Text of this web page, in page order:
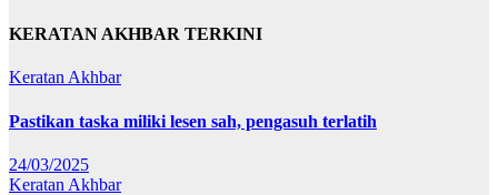
KERATAN AKHBAR TERKINI
Keratan Akhbar
Pastikan taska miliki lesen sah, pengasuh terlatih
24/03/2025
Keratan Akhbar